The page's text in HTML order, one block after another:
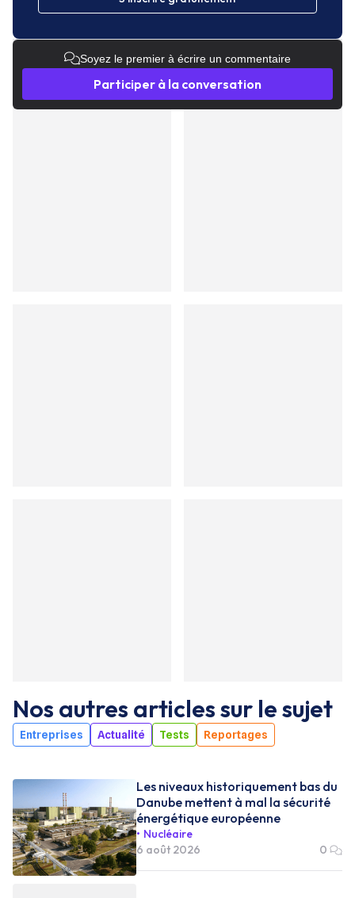
Soyez le premier à écrire un commentaire
Participer à la conversation
Nos autres articles sur le sujet
Entreprises Actualité Tests Reportages
Les niveaux historiquement bas du
Danube mettent à mal la sécurité
énergétique européenne
Nucléaire
6 août 2026
0